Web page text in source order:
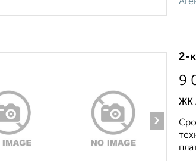
›
2-
9
ЖК